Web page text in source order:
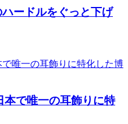
ードルをぐっと下げ
本で唯一の耳飾りに特